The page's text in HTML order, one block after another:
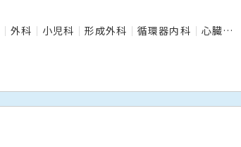
外科 小児科 形成外科 循環器内科 心臓血管外科